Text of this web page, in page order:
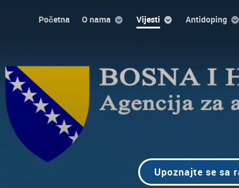
Početna O nama Vijesti Antidoping
Upoznajte se sa